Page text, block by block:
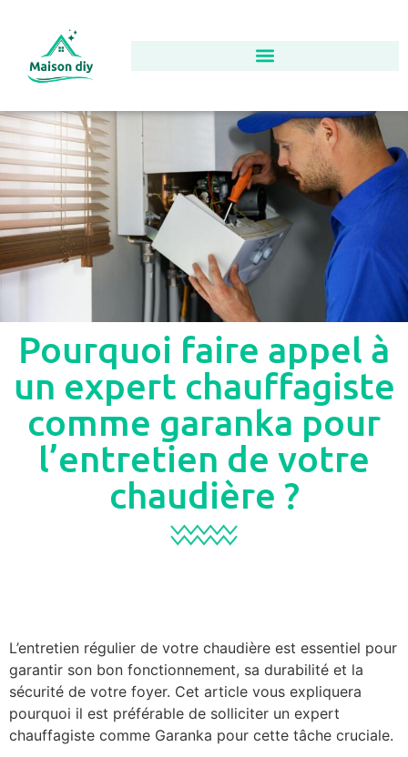
Pourquoi faire appel à
un expert chauffagiste
comme garanka pour
l’entretien de votre
chaudière ?
L’entretien régulier de votre chaudière est essentiel pour
garantir son bon fonctionnement, sa durabilité et la
sécurité de votre foyer. Cet article vous expliquera
pourquoi il est préférable de solliciter un expert
chauffagiste comme Garanka pour cette tâche cruciale.